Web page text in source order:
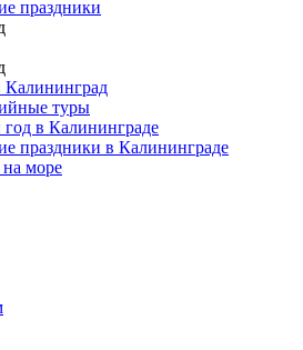
праздники
Калининград
туры
в Калининграде
праздники в Калининграде
море